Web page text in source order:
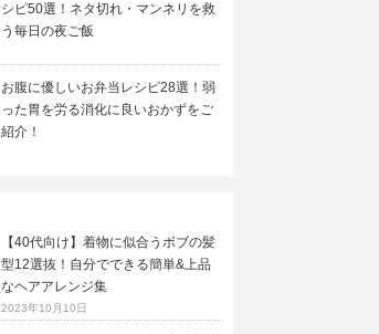
シピ50選！ネタ切れ・マンネリを救
う毎日の夜ご飯
お腹に優しいお弁当レシピ28選！弱
った胃を労る消化に良いおかずをご
紹介！
【40代向け】着物に似合うボブの髪
型12選抜！自分でできる簡単&上品
なヘアアレンジ集
2023年10月10日